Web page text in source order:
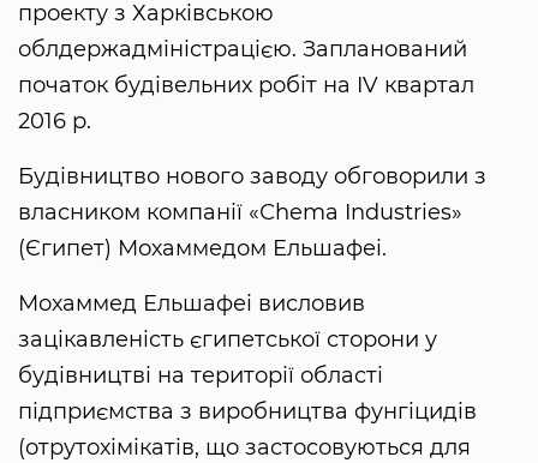
проекту з Харківською
облдержадміністрацією. Запланований
початок будівельних робіт на IV квартал
2016 р.
Будівництво нового заводу обговорили з
власником компанії «Сhema Industries»
(Єгипет) Мохаммедом Ельшафеі.
Мохаммед Ельшафеі висловив
зацікавленість єгипетської сторони у
будівництві на території області
підприємства з виробництва фунгіцидів
(отрутохімікатів, що застосовуються для